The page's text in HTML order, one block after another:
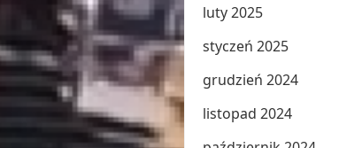
luty 2025
styczeń 2025
grudzień 2024
listopad 2024